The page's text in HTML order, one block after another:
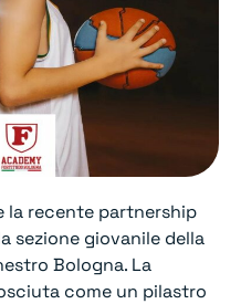
la recente partnership
sezione giovanile della
Bologna. La
come un pilastro